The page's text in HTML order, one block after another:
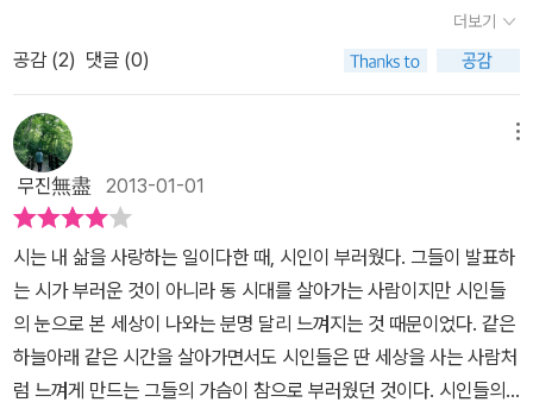
낮달을 뚫어져라 올려다 본 적이 있다. 순간은 내가 미처 잡지도 못하
는 새 조롱하듯 달아나는데, 무수한 이야기들은 먼지 되어 날아가는
데... 어쩌면 시 소개서 같기도 한 이 책의 미덕은 4인의 시인이 소박
하고 맛깔나게 풀어놓은 결정적 순간들에 대한 이야기와 아픈 현실의
뒷골목 빨랫줄에 널려있는 주렁주렁한 이야기들, 문학과 시쓰기에 대
한 칼날같은 이야기들, 먼저 간 불운한 시인들에 대한 안타까운 이야
기를 읽다가 만나게 되는 '시의 발견'에 있다. 의외성과 친숙함이 공존
하면서 특별한 방식의 시선집 같기도 한데 시를 분석하거나 자신들의
감상평을 주입하는 식이 아니라 개인적인 삶의 구절구절에서 마주한
특별한 시들을 지극히 사적인 감정으로 소개한 것이라 더욱 와닿는
다. 시인들의 글이다보니 그 글 자체만으로도 충만하고 시적이다. 그
런데 제목만 나온 시들이 많아, 전문을 싣진 못해도 일부라도 소개해
젊은 시절 품었던'바다를 바라보며 국어를 가르치는 고래 같은 인
간’에의 소망을 떠올리게 한다. 무엇을 기다리는 일이란 오래 지속되
아도 기다리는 일, 그것에서 시인은 자유와 민주를 꿈꾸기도 했다. 우
리의 삶이란 결국 무엇을 기다려야하는가에 대한 끈질긴 물음이며 그
질문과 보기를 다음 세대에 왕관처럼 성스럽게 넘겨주는 일이 되겠
다. 그러나 세상의 역설적인 일들을 모두 시인에게만 맡겨둔다면 우
리 민간인들의 현실은 너무 무미건조하지 않을까. 또한, 시인은 신경
림의 <봄날>을 보고 어렸을 적 경주에 계신 외할머니댁 방문했을 때
를 떠올린다. 반가움이 결여된 채 표정 없이 맞아주시던 할머니가 몹
시 서운했다한다. 그러나 새벽에 소변을 보러 마당을 질러 화장실에
다녀오던 길, 진눈깨비 속에서도 시인이 잠든 방 아궁이 앞에서 군불
서늘한 밤이 오면 싱거운 사랑 얘기에도 찝찌름한 눈물을 한 종지쯤
흘릴 듯하고, 연애편지 한켠에 즐겨 쓰던 사랑시 한 소절을 나즉나즉
읊어봅니다. 매년 가을이면 꼭 그래야 할 것만 같은 그런 예감이 들곤
한다. 그리운 사람에게 꼭꼭 눌러 쓴 손편지를 서너 통쯤 부쳐야 할
것같고, 갈대밭에 누워 살가운 바람결을 한나절쯤 느껴야 할 것같고,
재래식 화장실의 칸막이벽에 누구와 누가 사귄다더라 하는 유치한 낙
서를 한 줄쯤 남겨야 할 것 같고, 계집애들 떼를 지어 다니는 어느 길
목의 벤치에 앉아 자못 심각한 표정으로 알 수 없는 시집을 펼쳐 읽어
야 할 것같고...그런 날이면 하늘은 유난히 높고 푸르렀다. 이제 세월
의 무게를 어깨에서 반쯤 덜어낸 나는 여전히 어린애같은 감상과 아
날로그식 DNA를 품고 산다. 철부지 어린애가 아닐 수 없다. 그러나
어쩌랴. 천성이 그런 걸. 언제였는지 기억도 없지만 아마 신혼초였지
더보기
공감 (2) 댓글 (0)
무진無盡 2013-01-01
시는 내 삶을 사랑하는 일이다한 때, 시인이 부러웠다. 그들이 발표하
는 시가 부러운 것이 아니라 동 시대를 살아가는 사람이지만 시인들
의 눈으로 본 세상이 나와는 분명 달리 느껴지는 것 때문이었다. 같은
하늘아래 같은 시간을 살아가면서도 시인들은 딴 세상을 사는 사람처
럼 느껴게 만드는 그들의 가슴이 참으로 부러웠던 것이다. 시인들의